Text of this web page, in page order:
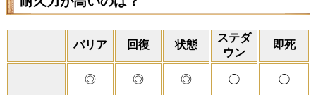
バリア 回復 状態
ステダ
ウン
即死
◎ ◎ ◎ ◯ ◯